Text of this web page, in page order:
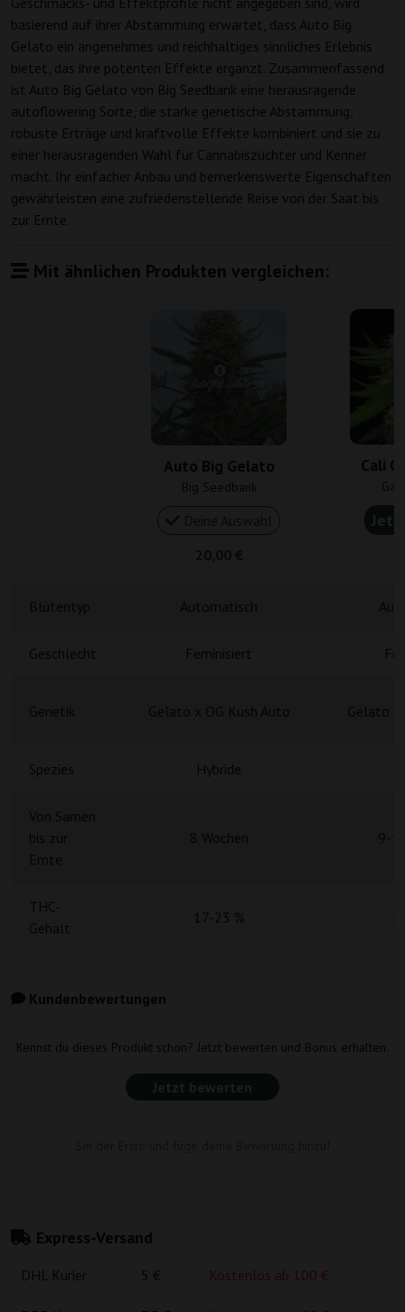
basierend auf ihrer Abstammung erwartet, dass Auto Big
Gelato ein angenehmes und reichhaltiges sinnliches Erlebnis
bietet, das ihre potenten Effekte ergänzt. Zusammenfassend
ist Auto Big Gelato von Big Seedbank eine herausragende
autoflowering Sorte, die starke genetische Abstammung,
robuste Erträge und kraftvolle Effekte kombiniert und sie zu
einer herausragenden Wahl für Cannabiszüchter und Kenner
macht. Ihr einfacher Anbau und bemerkenswerte Eigenschaften
gewährleisten eine zufriedenstellende Reise von der Saat bis
zur Ernte.
Mit ähnlichen Produkten vergleichen:
Auto Big Gelato
Big Seedbank
Cali
Geschlecht Feminisiert
Spezies Hybride
THC-
Gehalt
17-23 %
Kundenbewertungen
Kennst du dieses Produkt schon? Jetzt bewerten und Bonus erhalten.
Jetzt bewerten
Express-Versand
DHL Kurier 5 € Kostenlos ab 100 €